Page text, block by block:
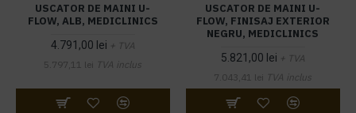
USCATOR DE MAINI U-
FLOW, ALB, MEDICLINICS
4.791,00 lei + TVA
5.797,11 lei TVA inclus
USCATOR DE MAINI U-
FLOW, FINISAJ EXTERIOR
NEGRU, MEDICLINICS
5.821,00 lei + TVA
7.043,41 lei TVA inclus